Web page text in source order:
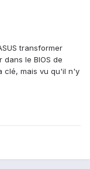
transformer
le BIOS de
clé, mais vu qu'il n'y